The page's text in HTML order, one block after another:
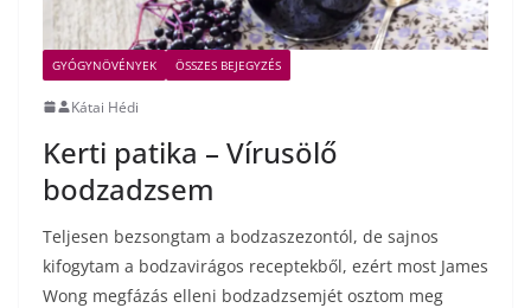
GYÓGYNÖVÉNYEK ÖSSZES BEJEGYZÉS
Kátai Hédi
Kerti patika – Vírusölő
bodzadzsem
Teljesen bezsongtam a bodzaszezontól, de sajnos
kifogytam a bodzavirágos receptekből, ezért most James
Wong megfázás elleni bodzadzsemjét osztom meg